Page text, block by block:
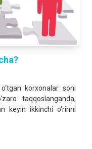
korxonalar soni
taqqoslanganda,
keyin ikkinchi o‘rinni